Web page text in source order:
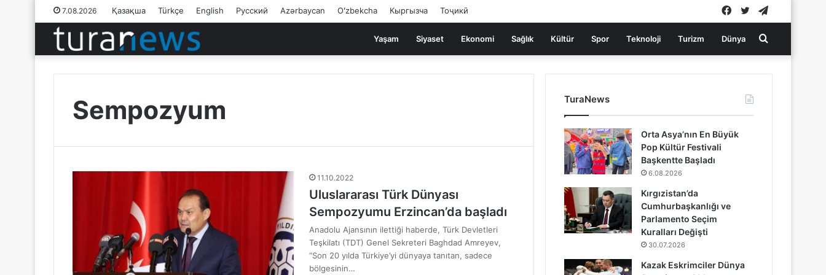
7.08.2026 Қазақша Türkçe English Русский Azərbaycan Oʻzbekcha Кыргызча Тоҷикӣ Twitter
Facebook
Yaşam Siyaset Ekonomi Sağlık Kültür Spor Teknoloji Turizm Dünya Arama
yap
Sempozyum
11.10.2022
Uluslararası Türk Dünyası
Sempozyumu Erzincan’da başladı
Anadolu Ajansının ilettiği haberde, Türk Devletleri
Teşkilatı (TDT) Genel Sekreteri Baghdad Amreyev,
“Son 20 yılda Türkiye’yi dünyaya tanıtan, sadece
bölgesinin…
TuraNews
Orta Asya’nın En Büyük
Pop Kültür Festivali
Başkentte Başladı
6.08.2026
Kırgızistan’da
Cumhurbaşkanlığı ve
Parlamento Seçim
Kuralları Değişti
30.07.2026
Kazak Eskrimciler Dünya